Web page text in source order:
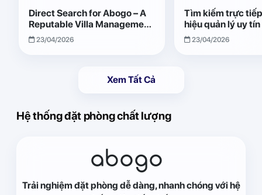
Direct Search for Abogo – A
Reputable Villa Management
Brand with Transparent and
Effective Operations
23/04/2026
Tìm kiếm trực
hiệu quản lý uy
Giải pháp vận
quả, minh bạch
23/04/2026
Xem Tất Cả
Hệ thống đặt phòng chất lượng
abogo
Trải nghiệm đặt phòng dễ dàng, nhanh chóng với hệ